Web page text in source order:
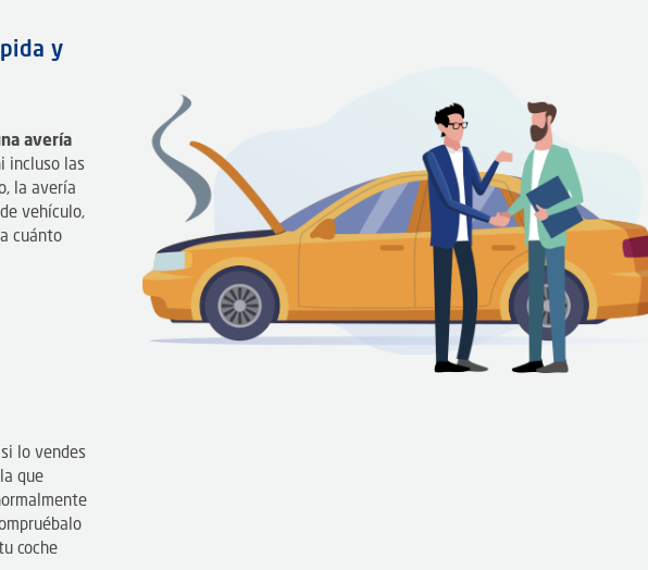
y
avería
incluso las
la avería
vehículo,
cuánto
lo vendes
que
coche